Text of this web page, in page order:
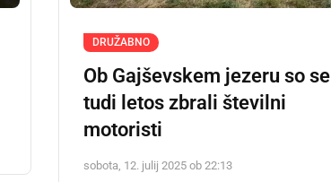
DRUŽABNO
Ob Gajševskem jezeru so se
tudi letos zbrali številni
motoristi
sobota, 12. julij 2025 ob 22:13